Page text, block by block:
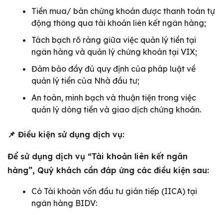
Tiền mua/ bán chứng khoán được thanh toán tự
động thông qua tài khoản liên kết ngân hàng;
Tách bạch rõ ràng giữa việc quản lý tiền tại
ngân hàng và quản lý chứng khoán tại VIX;
Đảm bảo đầy đủ quy định của pháp luật về
quản lý tiền của Nhà đầu tư;
An toàn, minh bạch và thuận tiện trong việc
quản lý dòng tiền và giao dịch chứng khoán.
📌 Điều kiện sử dụng dịch vụ:
Để sử dụng dịch vụ “Tài khoản liên kết ngân
hàng”, Quý khách cần đáp ứng các điều kiện sau:
Có Tài khoản vốn đầu tư gián tiếp (IICA) tại
ngân hàng BIDV: